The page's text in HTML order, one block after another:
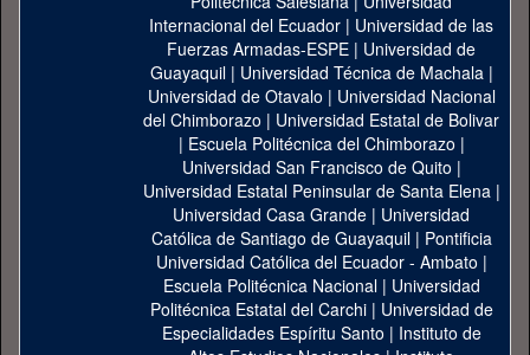
Internacional del Ecuador | Universidad de las
Fuerzas Armadas-ESPE | Universidad de
Guayaquil| Universidad Técnica de Machala|
Universidad de Otavalo | Universidad Nacional
del Chimborazo | Universidad Estatal de Bolivar
| Escuela Politécnica del Chimborazo |
Universidad San Francisco de Quito |
Universidad Estatal Peninsular de Santa Elena|
Universidad Casa Grande | Universidad
Católica de Santiago de Guayaquil| Pontificia
Universidad Católica del Ecuador - Ambato |
Escuela Politécnica Nacional| Universidad
Politécnica Estatal del Carchi| Universidad de
Especialidades Espíritu Santo | Instituto de